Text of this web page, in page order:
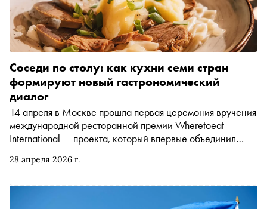
28 апреля 2026 г.
Соседи по столу: как кухни семи стран
формируют новый гастрономический
диалог
14 апреля в Москве прошла первая церемония вручения
международной ресторанной премии Wheretoeat
International — проекта, который впервые объединил
основатель премии Ирина Тиусонина рассказывает, как
культурного диалога